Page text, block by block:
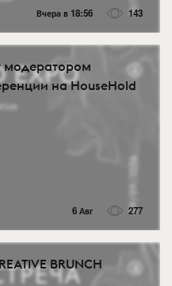
Вчера в 18:56 143
модератором
на HouseHold
6 Авг 277
BRUNCH